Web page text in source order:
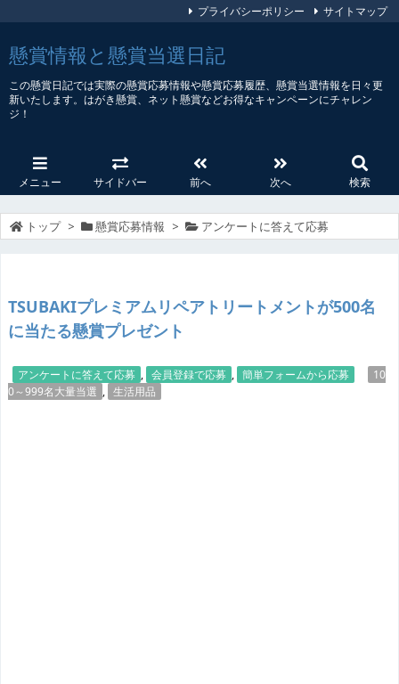
懸賞情報と懸賞当選日記
この懸賞日記では実際の懸賞応募情報や懸賞応募履歴、懸賞当選情報を日々更
新いたします。はがき懸賞、ネット懸賞などお得なキャンペーンにチャレン
ジ！
メニュー サイドバー 前へ 次へ 検索
プライバシーポリシー サイトマップ
トップ > 懸賞応募情報 > アンケートに答えて応募
TSUBAKIプレミアムリペアトリートメントが500名
に当たる懸賞プレゼント
アンケートに答えて応募 , 会員登録で応募 , 簡単フォームから応募
10
0～999名大量当選 , 生活用品